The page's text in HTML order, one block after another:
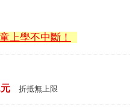
上學不中斷！
折抵無上限